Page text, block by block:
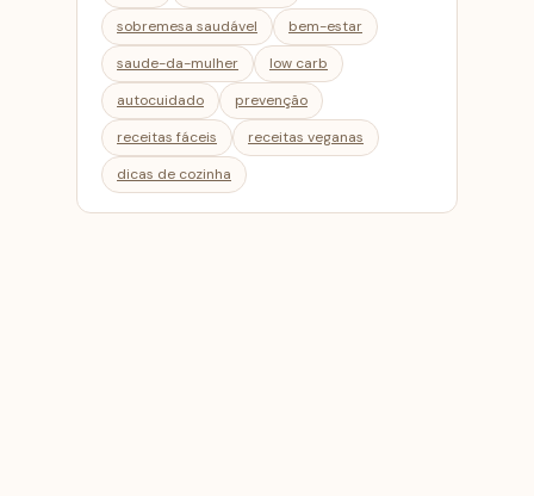
sobremesa saudável
bem-estar
saude-da-mulher
low carb
autocuidado
prevenção
receitas fáceis
receitas veganas
dicas de cozinha